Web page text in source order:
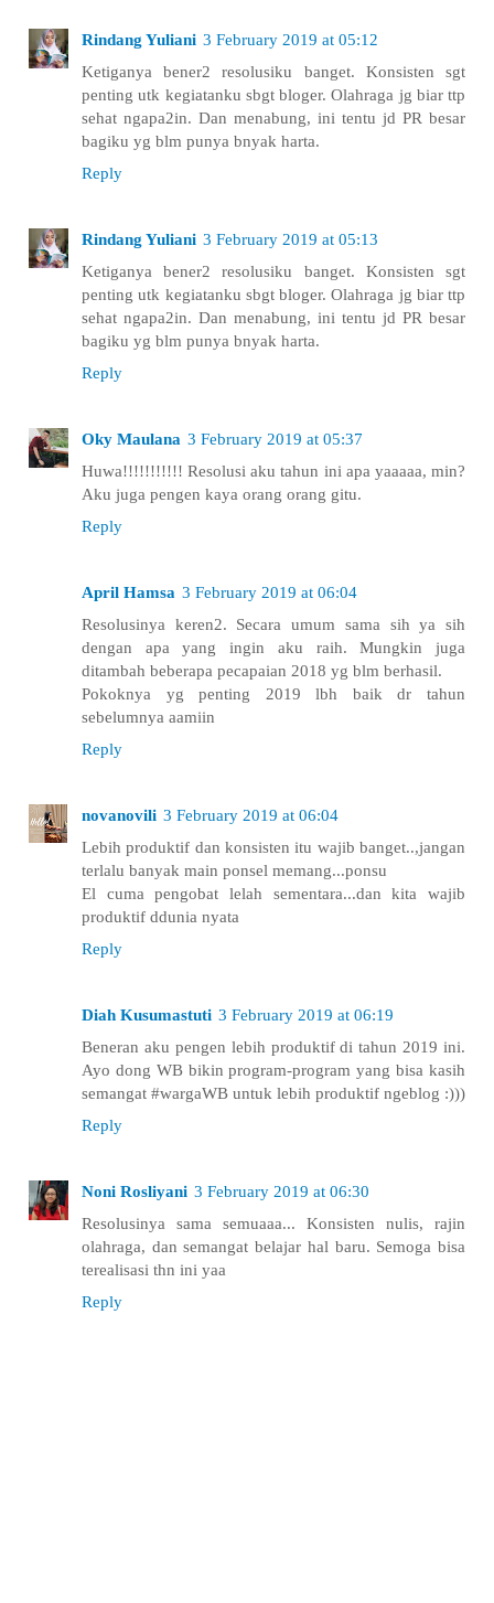
Rindang Yuliani 3 February 2019 at 05:12
Ketiganya bener2 resolusiku banget. Konsisten sgt
penting utk kegiatanku sbgt bloger. Olahraga jg biar ttp
sehat ngapa2in. Dan menabung, ini tentu jd PR besar
bagiku yg blm punya bnyak harta.
Reply
Rindang Yuliani 3 February 2019 at 05:13
Ketiganya bener2 resolusiku banget. Konsisten sgt
penting utk kegiatanku sbgt bloger. Olahraga jg biar ttp
sehat ngapa2in. Dan menabung, ini tentu jd PR besar
bagiku yg blm punya bnyak harta.
Reply
Oky Maulana 3 February 2019 at 05:37
Huwa!!!!!!!!!!! Resolusi aku tahun ini apa yaaaaa, min?
Aku juga pengen kaya orang orang gitu.
Reply
April Hamsa 3 February 2019 at 06:04
Resolusinya keren2. Secara umum sama sih ya sih
dengan apa yang ingin aku raih. Mungkin juga
ditambah beberapa pecapaian 2018 yg blm berhasil.
Pokoknya yg penting 2019 lbh baik dr tahun
sebelumnya aamiin
Reply
novanovili 3 February 2019 at 06:04
Lebih produktif dan konsisten itu wajib banget..,jangan
terlalu banyak main ponsel memang...ponsu
El cuma pengobat lelah sementara...dan kita wajib
produktif ddunia nyata
Reply
Diah Kusumastuti 3 February 2019 at 06:19
Beneran aku pengen lebih produktif di tahun 2019 ini.
Ayo dong WB bikin program-program yang bisa kasih
semangat #wargaWB untuk lebih produktif ngeblog :)))
Reply
Noni Rosliyani 3 February 2019 at 06:30
Resolusinya sama semuaaa... Konsisten nulis, rajin
olahraga, dan semangat belajar hal baru. Semoga bisa
terealisasi thn ini yaa
Reply